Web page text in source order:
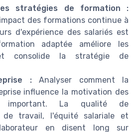
stratégies de formation :
des formations continue à
d'expérience des salariés est
adaptée améliore les
consolide la stratégie de
:Analyser comment la
influence la motivation des
important. La qualité de
de travail, l'équité salariale et
en disent long sur